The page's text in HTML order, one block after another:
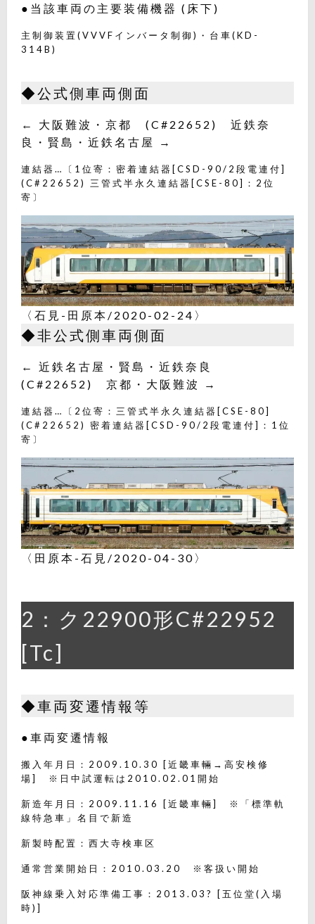
●当該車両の主要装備機器 (床下)
主制御装置(VVVFインバータ制御)・台車(KD-
314B)
◆公式側車両側面
← 大阪難波・京都 (C#22652) 近鉄奈
良・賢島・近鉄名古屋 →
連結器…〔1位寄：密着連結器[CSD-90/2段電連付]
(C#22652) 三管式半永久連結器[CSE-80]：2位
寄〕
〈石見-田原本/2020-02-24〉
◆非公式側車両側面
← 近鉄名古屋・賢島・近鉄奈良
(C#22652) 京都・大阪難波 →
連結器…〔2位寄：三管式半永久連結器[CSE-80]
(C#22652) 密着連結器[CSD-90/2段電連付]：1位
寄〕
〈田原本-石見/2020-04-30〉
2：ク22900形C#22952
[Tc]
◆車両変遷情報等
●車両変遷情報
搬入年月日：2009.10.30 [近畿車輛→高安検修
場] ※日中試運転は2010.02.01開始
新造年月日：2009.11.16 [近畿車輛] ※「標準軌
線特急車」名目で新造
新製時配置：西大寺検車区
通常営業開始日：2010.03.20 ※客扱い開始
阪神線乗入対応準備工事：2013.03? [五位堂(入場
時)]